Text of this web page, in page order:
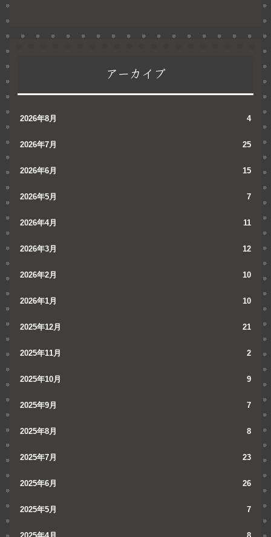
アーカイブ
2026年8月 4
2026年7月 25
2026年6月 15
2026年5月 7
2026年4月 11
2026年3月 12
2026年2月 10
2026年1月 10
2025年12月 21
2025年11月 2
2025年10月 9
2025年9月 7
2025年8月 8
2025年7月 23
2025年6月 26
2025年5月 7